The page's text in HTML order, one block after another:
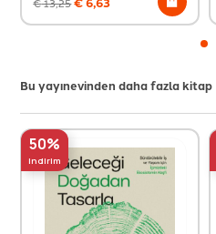
Bu yayınevinden daha fazla kitap
50%
indirim